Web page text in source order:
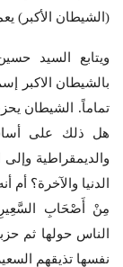
(الشيطان الأكبر)
ويتابع السيد
بالشيطان الاكبر
تماماً. الشيطان
هل ذلك على
والديمقراطية
الدنيا والآخرة؟ أم
الناس حولها ثم
نفسها تذيقهم